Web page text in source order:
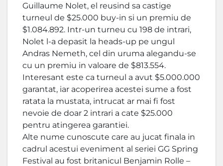
Guillaume Nolet, el reusind sa castige
turneul de $25.000 buy-in si un premiu de
$1.084.892. Intr-un turneu cu 198 de intrari,
Nolet l-a depasit la heads-up pe ungul
Andras Nemeth, cel din uruma alegandu-se
cu un premiu in valoare de $813.554.
Interesant este ca turneul a avut $5.000.000
garantat, iar acoperirea acestei sume a fost
ratata la mustata, intrucat ar mai fi fost
nevoie de doar 2 intrari a cate $25.000
pentru atingerea garantiei.
Alte nume cunoscute care au jucat finala in
cadrul acestui eveniment al seriei GG Spring
Festival au fost britanicul Benjamin Rolle –